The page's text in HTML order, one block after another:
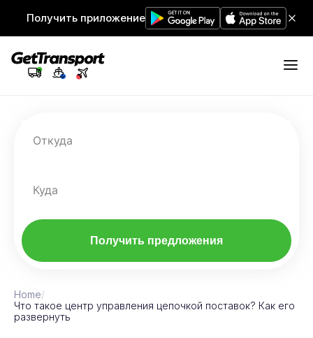
Получить приложение
Откуда
Куда
Получить предложения
Home/
Что такое центр управления цепочкой поставок? Как его
развернуть